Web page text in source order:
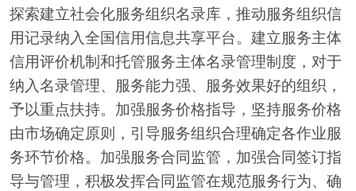
探索建立社会化服务组织名录库，推动服务组织信
用记录纳入全国信用信息共享平台。建立服务主体
信用评价机制和托管服务主体名录管理制度，对于
纳入名录管理、服务能力强、服务效果好的组织，
予以重点扶持。加强服务价格指导，坚持服务价格
由市场确定原则，引导服务组织合理确定各作业服
务环节价格。加强服务合同监管，加强合同签订指
导与管理，积极发挥合同监管在规范服务行为、确